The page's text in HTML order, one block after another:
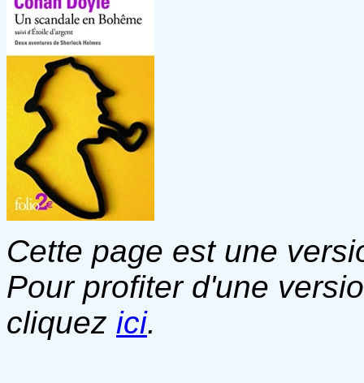
Cette page est une
Pour profiter d'une
cliquez ici.